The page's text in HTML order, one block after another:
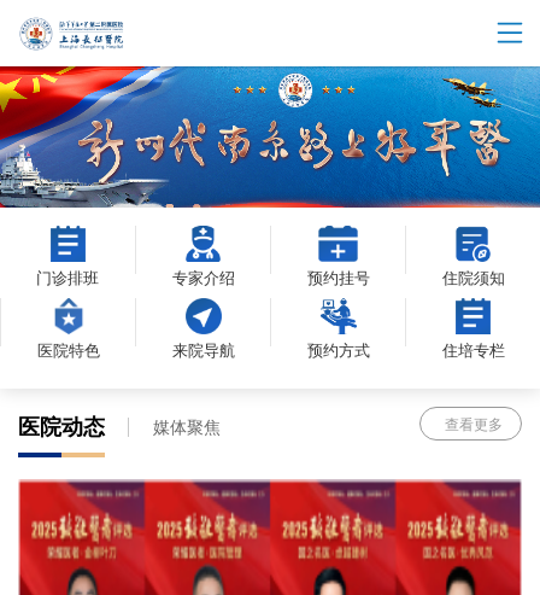
门诊排班 专家介绍 预约挂号 住院须知
医院特色 来院导航 预约方式 住培专栏
医院动态 媒体聚焦 查看更多